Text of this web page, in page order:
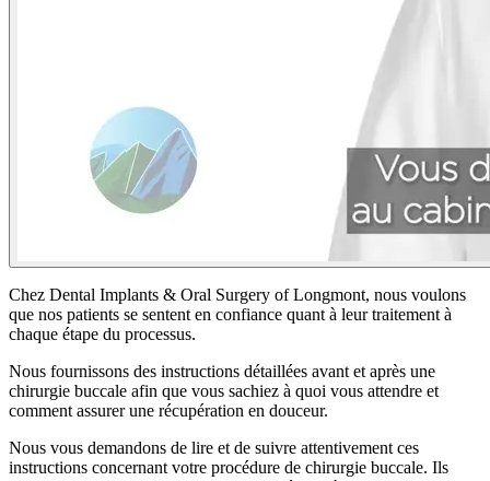
Chez Dental Implants & Oral Surgery of Longmont, nous voulons
que nos patients se sentent en confiance quant à leur traitement à
chaque étape du processus.
Nous fournissons des instructions détaillées avant et après une
chirurgie buccale afin que vous sachiez à quoi vous attendre et
comment assurer une récupération en douceur.
Nous vous demandons de lire et de suivre attentivement ces
instructions concernant votre procédure de chirurgie buccale. Ils